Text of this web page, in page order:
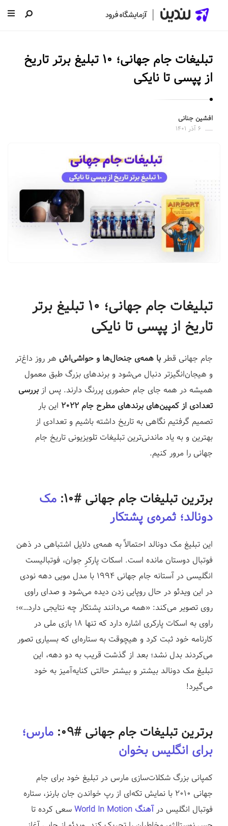
ف
ح
تبلیغات جام جهانی؛ ۱۰ تبلیغ برتر تاریخ
از پپسی تا نایکی
افشین جنانی
۶ آذر ۱۴۰۱
تبلیغات جام جهانی؛ ۱۰ تبلیغ برتر
تاریخ از پپسی تا نایکی
جام جهانی قطربا همه‌ی جنحال‌ها و حواشی‌اش هر روز داغ‌تر
و هیجان‌انگیزتر دنبال می‌شود و برندهای بزرگ طبق معمول
همیشه در همه‌ جای جام حضوری پررنگ دارند. پس ازبررسی
تعدادی از کمپین‌های برندهای مطرح جام ۲۰۲۲
این بار
تصمیم گرفتیم نگاهی به تاریخ داشته باشیم و تعدادی از
بهترین و به یاد ماندنی‌ترین تبلیغات تلویزیونی تاریخ جام
جهانی را مرور کنیم.
برترین تبلیغات جام جهانی #۱۰:
مک
دونالد؛ ثمره‌ی پشتکار
این تبلیغ مک دونالد احتمالاً به همه‌ی دلایل اشتباهی در ذهن
فوتبال دوستان مانده است. اسکات پارکرِ جوان، فوتبالیست
انگلیسی در آستانه جام جهانی ۱۹۹۴ با مدل مویی دهه نودی
در این ویدئو در حال روپایی زدن دیده می‌شود و صدای راوی
روی تصویر می‌کند: «همه می‌دانند پشتکار چه نتایجی دارد…»؛
راوی به اسکات پارکری اشاره دارد که تنها ۱۸ بازی ملی در
کارنامه خود ثبت کرد و هیچوقت به ستاره‌ای که بسیاری تصور
می‌کردند بدل نشد؛ بعد از گذشت قریب به دو دهه، این
تبلیغ مک دونالد بیشتر و بیشتر حالتی کنایه‌آمیز به خود
می‌گیرد!
برترین تبلیغات جام جهانی #۰۹:
مارس؛
برای انگلیس بخوان
کمپانی بزرگ شکلات‌سازی مارس در تبلیغ خود برای جام
جهانی ۲۰۱۰ با نمایش تکه‌ای از رپ خواندن جان بارنز، ستاره
فوتبال انگلیس درآهنگ World In Motion
سعی کرده تا